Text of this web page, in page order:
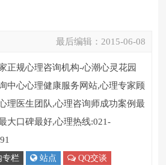
最后编辑： 2015-06-08
正规心理咨询机构-心潮心灵花园
中心心理健康服务网站,心理专家顾
理医生团队,心理咨询师成功案例最
大口碑最好,心理热线:021-
专栏 站点 QQ交谈